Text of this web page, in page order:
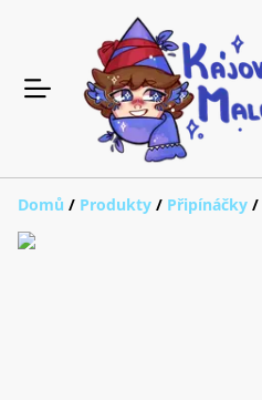
Domů / Produkty / Připínáčky /